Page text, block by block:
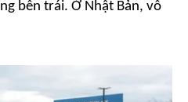
bên trái. Ở Nhật Bản, vô